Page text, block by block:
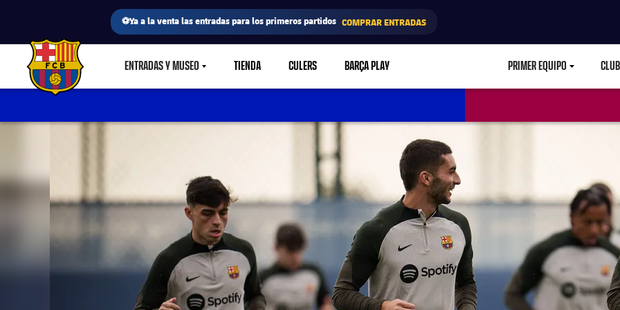
⚽Ya a la venta las entradas para los primeros partidos COMPRAR ENTRADAS
FC Barcelona club badge ENTRADAS Y MUSEOLABEL.SHARE.CARETDOWN
TIENDA CULERS BARÇA PLAY PRIMER EQUIPO CLUB